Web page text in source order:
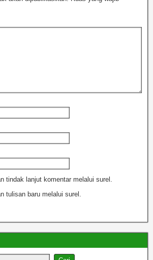
tindak lanjut komentar melalui surel.
tulisan baru melalui surel.